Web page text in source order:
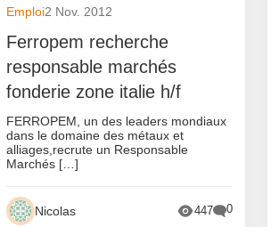
Emploi2 Nov. 2012
Ferropem recherche
responsable marchés
fonderie zone italie h/f
FERROPEM, un des leaders mondiaux
dans le domaine des métaux et
alliages,recrute un Responsable
Marchés […]
Nicolas 447 0